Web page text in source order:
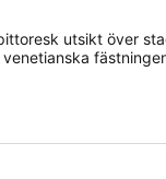
utsikt över